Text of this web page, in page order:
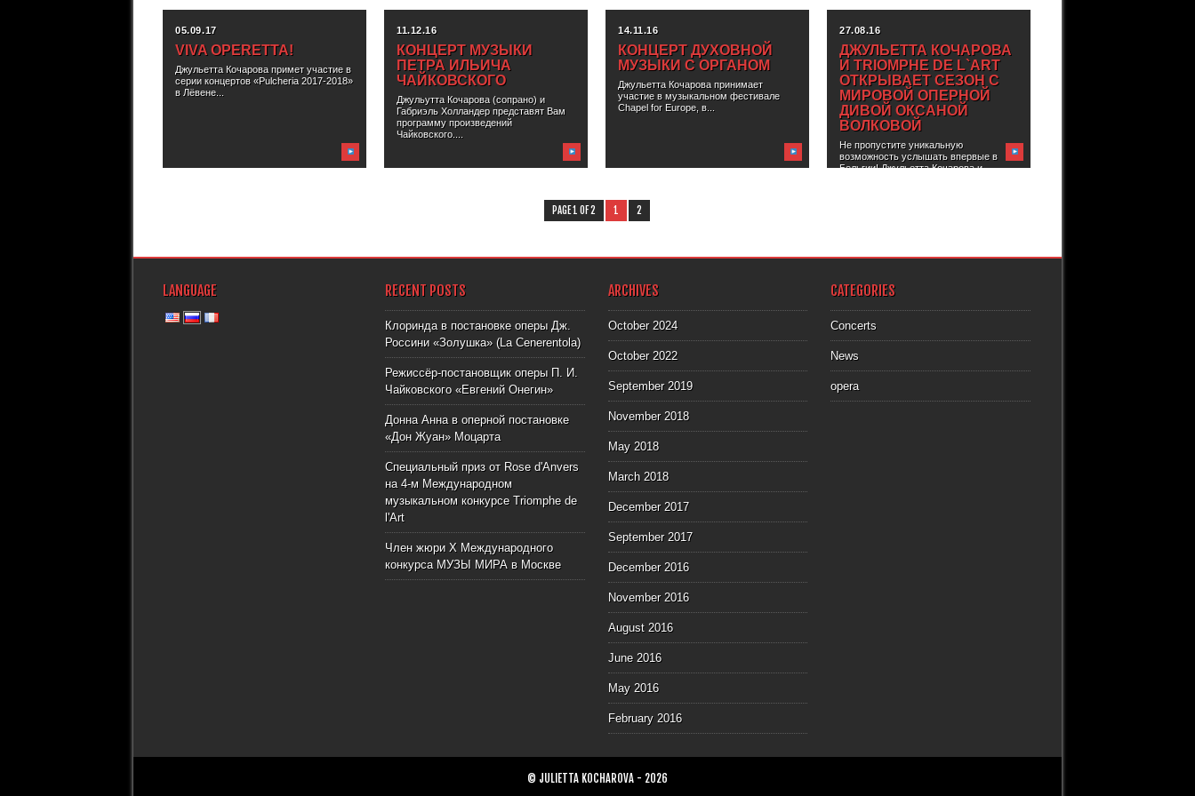
05.09.17
VIVA OPERETTA!
Джульетта Кочарова примет участие в
серии концертов «Pulcheria 2017-2018»
в Лёвене...
11.12.16
КОНЦЕРТ МУЗЫКИ
ПЕТРА ИЛЬИЧА
ЧАЙКОВСКОГО
Джульутта Кочарова (сопрано) и
Габриэль Холландер представят Вам
программу произведений
Чайковского....
14.11.16
КОНЦЕРТ ДУХОВНОЙ
МУЗЫКИ С ОРГАНОМ
Джульетта Кочарова принимает
участие в музыкальном фестивале
Chapel for Europe, в...
27.08.16
ДЖУЛЬЕТТА КОЧАРОВА
И TRIOMPHE DE L`ART
ОТКРЫВАЕТ СЕЗОН С
МИРОВОЙ ОПЕРНОЙ
ДИВОЙ ОКСАНОЙ
ВОЛКОВОЙ
Не пропустите уникальную
возможность услышать впервые в
Бельгии! Джульетта Кочарова и...
PAGE 1 OF 2 1 2
LANGUAGE RECENT POSTS
Клоринда в постановке оперы Дж.
Россини «Золушка» (La Cenerentola)
Режиссёр-постановщик оперы П. И.
Чайковского «Евгений Онегин»
Донна Анна в оперной постановке
«Дон Жуан» Моцарта
Специальный приз от Rose d'Anvers
на 4-м Международном
музыкальном конкурсе Triomphe de
l'Art
Член жюри X Международного
конкурса МУЗЫ МИРА в Москве
ARCHIVES
October 2024
October 2022
September 2019
November 2018
May 2018
March 2018
December 2017
September 2017
December 2016
November 2016
August 2016
June 2016
May 2016
February 2016
CATEGORIES
Concerts
News
opera
© JULIETTA KOCHAROVA - 2026